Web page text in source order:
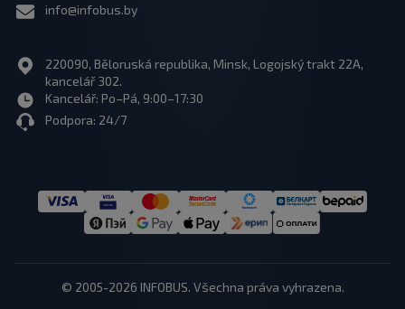
info@infobus.by
220090, Běloruská republika, Minsk, Logojský trakt 22A,
kancelář 302.
Kancelář: Po–Pá, 9:00–17:30
Podpora: 24/7
© 2005-2026 INFOBUS. Všechna práva vyhrazena.